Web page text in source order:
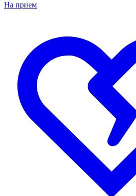
На прием